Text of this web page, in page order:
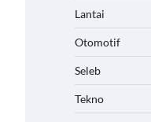
Lantai
Otomotif
Seleb
Tekno